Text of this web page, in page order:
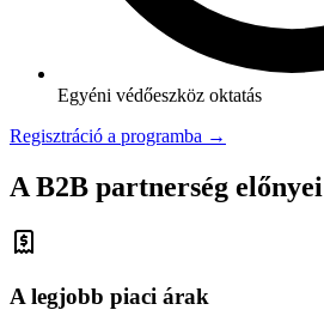
Egyéni védőeszköz oktatás
Regisztráció a programba →
A B2B partnerség előnyei
A legjobb piaci árak